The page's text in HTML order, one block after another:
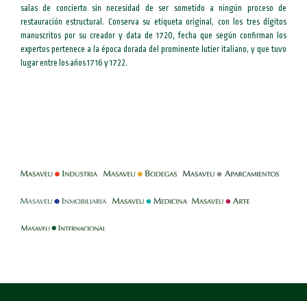
salas de concierto sin necesidad de ser sometido a ningún proceso de
restauración estructural. Conserva su etiqueta original, con los tres dígitos
manuscritos por su creador y data de 1720, fecha que según confirman los
expertos pertenece a la época dorada del prominente lutier italiano, y que tuvo
lugar entre los años 1716 y 1722.